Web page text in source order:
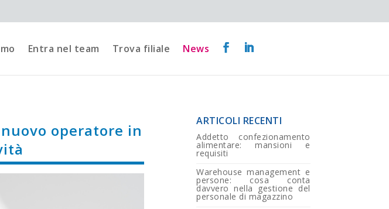
Entra nel team Trova filiale News
operatore in
ARTICOLI RECENTI
Addetto confezionamento
alimentare: mansioni e
requisiti
Warehouse management e
persone: cosa conta
davvero nella gestione del
personale di magazzino